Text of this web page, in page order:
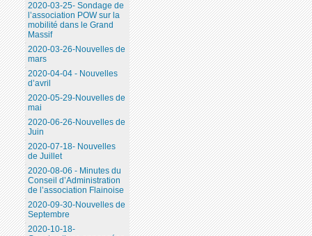
2020-03-25- Sondage de
l’association POW sur la
mobilité dans le Grand
Massif
2020-03-26-Nouvelles de
mars
2020-04-04 - Nouvelles
d’avril
2020-05-29-Nouvelles de
mai
2020-06-26-Nouvelles de
Juin
2020-07-18- Nouvelles
de Juillet
2020-08-06 - Minutes du
Conseil d’Administration
de l’association Flainoise
2020-09-30-Nouvelles de
Septembre
2020-10-18-